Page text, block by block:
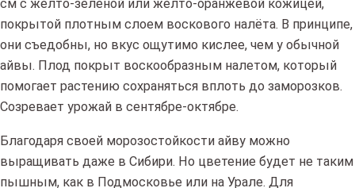
см с жёлто-зелёной или жёлто-оранжевой кожицей,
покрытой плотным слоем воскового налёта. В принципе,
они съедобны, но вкус ощутимо кислее, чем у обычной
айвы. Плод покрыт воскообразным налетом, который
помогает растению сохраняться вплоть до заморозков.
Созревает урожай в сентябре-октябре.
Благодаря своей морозостойкости айву можно
выращивать даже в Сибири. Но цветение будет не таким
пышным, как в Подмосковье или на Урале. Для